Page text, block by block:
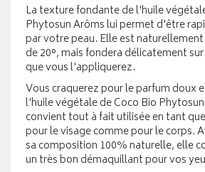
La texture fondante de l'huile
Phytosun Arôms lui permet d'être
par votre peau. Elle est
de 20°, mais fondera délicatement
que vous l'appliquerez.
Vous craquerez pour le parfum doux
l'huile végétale de Coco Bio
convient tout à fait utilisée en tant
pour le visage comme pour le corps.
sa composition 100% naturelle, elle
un très bon démaquillant pour vos